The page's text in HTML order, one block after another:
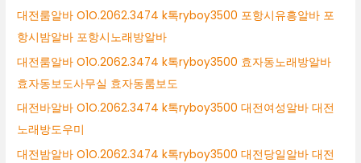
대전룸알바 O1O.2062.3474 k톡ryboy3500 포항시유흥알바 포
항시밤알바 포항시노래방알바
대전룸알바 O1O.2062.3474 k톡ryboy3500 효자동노래방알바
효자동보도사무실 효자동룸보도
대전바알바 O1O.2062.3474 k톡ryboy3500 대전여성알바 대전
노래방도우미
대전밤알바 O1O.2062.3474 k톡ryboy3500 대전당일알바 대전